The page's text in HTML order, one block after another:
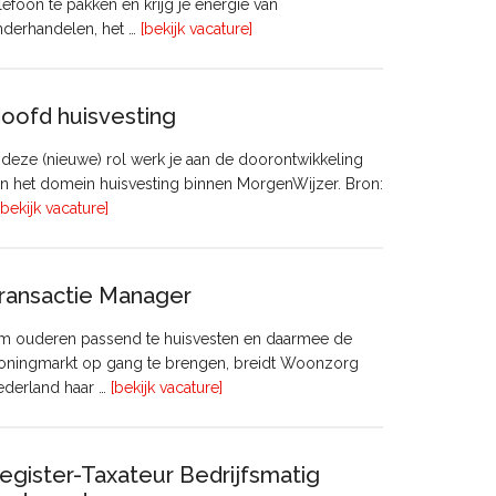
te pakken en krijg je energie van
het …
[bekijk vacature]
huisvesting
deze (nieuwe) rol werk je aan de doorontwikkeling
het domein huisvesting binnen MorgenWijzer. Bron:
[bekijk vacature]
Manager
ouderen passend te huisvesten en daarmee de
op gang te brengen, breidt Woonzorg
haar …
[bekijk vacature]
Taxateur Bedrijfsmatig